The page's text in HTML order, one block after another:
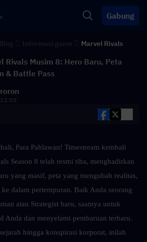
Gabung
Marvel Rivals
Rivals Musim 8: Hero Baru, Peta
& Battle Pass
Para Pahlawan! Timestream kembali
Season 8 telah resmi tiba, menghadirkan
yang masif, peta yang mengubah realitas,
dalam pertempuran. Baik Anda seorang
atau Strategist baru, saatnya untuk
Anda dan menyelami pembaruan terbaru.
hingga konspirasi korporat, inilah